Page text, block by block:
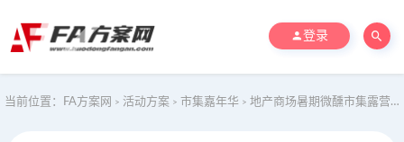
登录
当前位置： FA方案网 > 活动方案 > 市集嘉年华 > 地产商场暑期微醺市集露营加你那画主题活动策划方案